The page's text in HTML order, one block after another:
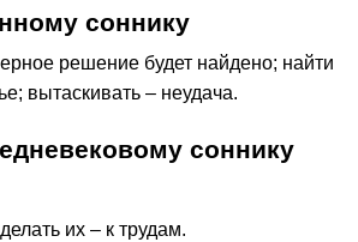
соннику
решение будет найдено; найти
вытаскивать – неудача.
соннику
их – к трудам.